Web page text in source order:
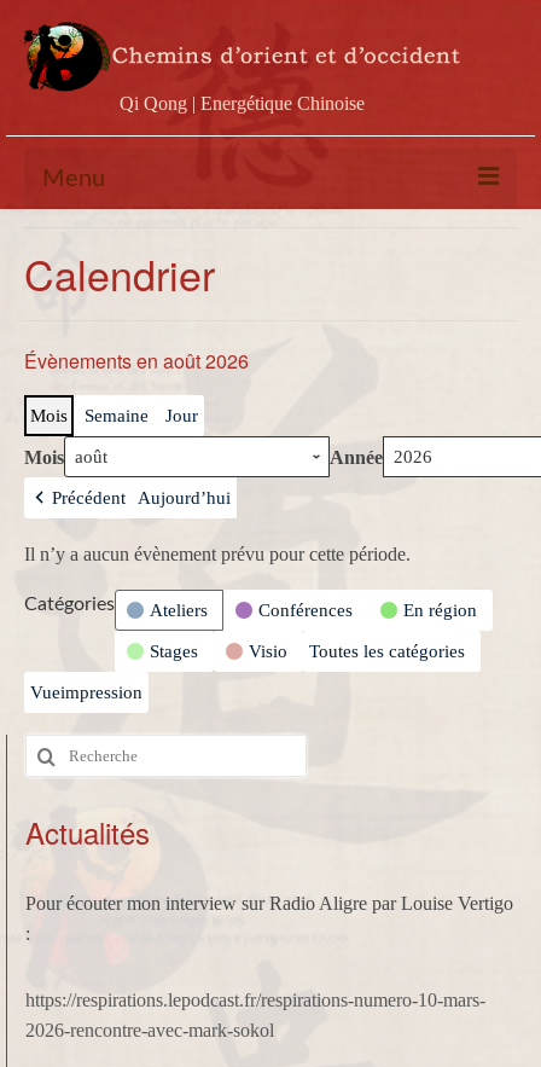
Qi Qong | Energétique Chinoise
Menu
Stages
Docs & vidéos
Contact
Calendrier
Évènements en août 2026
Mois Semaine Jour
Mois Année
Précédent Aujourd’hui
Il n’y a aucun évènement prévu pour cette période.
Catégories Ateliers Conférences En région
Stages Visio Toutes les catégories
Vueimpression
Rechercher
:
Actualités
Pour écouter mon interview sur Radio Aligre par Louise Vertigo
:
https://respirations.lepodcast.fr/respirations-numero-10-mars-
2026-rencontre-avec-mark-sokol